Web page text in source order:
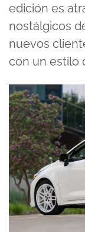
edición es
nostálgicos
nuevos
con un estilo